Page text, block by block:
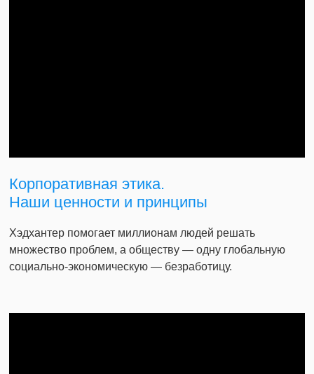
Корпоративная этика.
Наши ценности и принципы
Хэдхантер помогает миллионам людей решать
множество проблем, а обществу — одну глобальную
социально-экономическую — безработицу.